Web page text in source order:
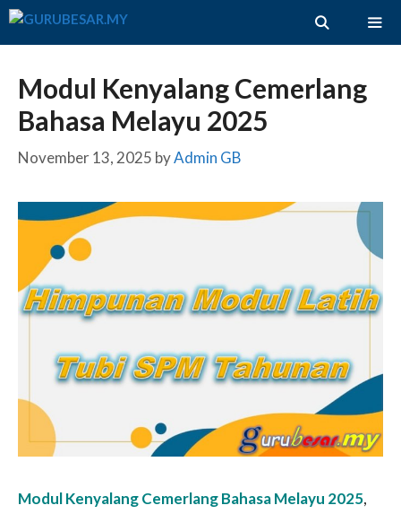
Skip
Modul Kenyalang Cemerlang
Bahasa Melayu 2025
November 13, 2025 byAdmin GB
Modul Kenyalang Cemerlang Bahasa Melayu 2025,